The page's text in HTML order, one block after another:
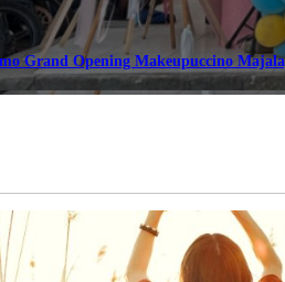
Grand Opening Makeupuccino